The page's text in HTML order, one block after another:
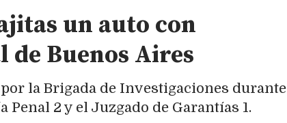
un auto con
Buenos Aires
la Brigada de Investigaciones durante
2 y el Juzgado de Garantías 1.